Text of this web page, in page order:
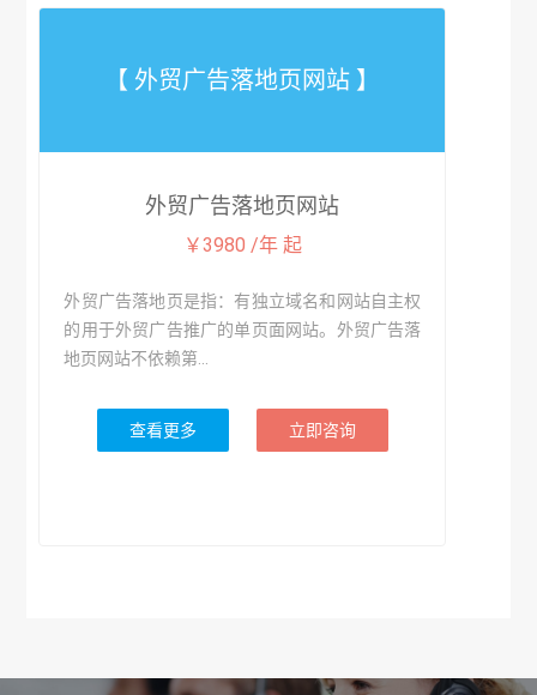
【 外贸广告落地页网站 】
外贸广告落地页网站
￥3980 /年 起
外贸广告落地页是指：有独立域名和网站自主权
的用于外贸广告推广的单页面网站。外贸广告落
地页网站不依赖第...
查看更多 立即咨询